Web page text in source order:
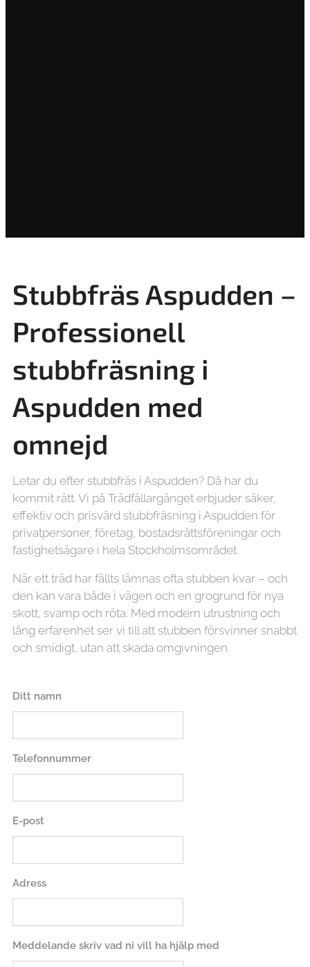
Stubbfräs Aspudden –
Professionell
stubbfräsning i
Aspudden med
omnejd
Letar du efter stubbfräs i Aspudden? Då har du
kommit rätt. Vi på Trädfällargänget erbjuder säker,
effektiv och prisvärd stubbfräsning i Aspudden för
privatpersoner, företag, bostadsrättsföreningar och
fastighetsägare i hela Stockholmsområdet.
När ett träd har fällts lämnas ofta stubben kvar – och
den kan vara både i vägen och en grogrund för nya
skott, svamp och röta. Med modern utrustning och
lång erfarenhet ser vi till att stubben försvinner snabbt
och smidigt, utan att skada omgivningen.
Ditt namn
Telefonnummer
E-post
Adress
Meddelande skriv vad ni vill ha hjälp med